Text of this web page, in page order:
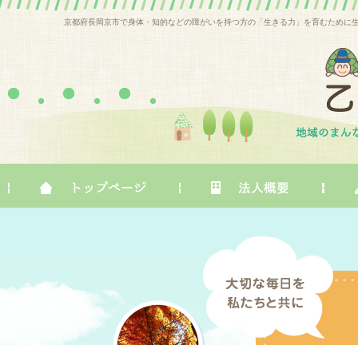
京都府長岡京市で身体・知的などの障がいを持つ方の「生きる力」を育むため